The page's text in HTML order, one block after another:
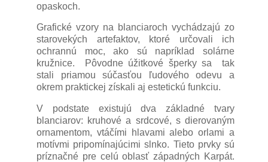
opaskoch.
Grafické vzory na blanciaroch vychádzajú zo
starovekých artefaktov, ktoré určovali ich
ochrannú moc, ako sú napríklad solárne
kružnice. Pôvodne úžitkové šperky sa tak
stali priamou súčasťou ľudového odevu a
okrem praktickej získali aj estetickú funkciu.
V podstate existujú dva základné tvary
blanciarov: kruhové a srdcové, s dierovaným
ornamentom, vtáčími hlavami alebo orlami a
motívmi pripomínajúcimi slnko. Tieto prvky sú
príznačné pre celú oblasť západných Karpát.